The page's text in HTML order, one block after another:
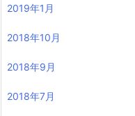
2019年1月
2018年10月
2018年9月
2018年7月